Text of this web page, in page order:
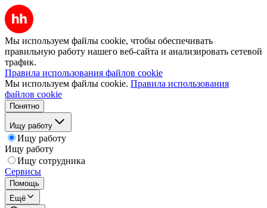
Мы используем файлы cookie, чтобы обеспечивать
правильную работу нашего веб-сайта и анализировать сетевой
трафик.
Правила использования файлов cookie
Мы используем файлы cookie. Правила использования
файлов cookie
Понятно
Ищу работу
Ищу работу
Ищу работу
Ищу сотрудника
Сервисы
Помощь
Ещё